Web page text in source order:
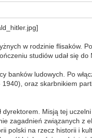
w rodzinie flisaków.
studiów udał się do
banków ludowych. Po
oraz skarbnikiem
Misją tej
zagadnień związanych z
polski na rzecz historii i